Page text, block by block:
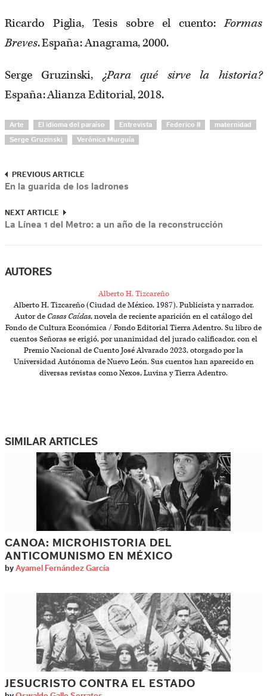
Ricardo Piglia, Tesis sobre el cuento:Formas
Breves. España: Anagrama, 2000.
Serge Gruzinski,¿Para qué sirve la historia?
España: Alianza Editorial, 2018.
Arte El idioma del paraíso Entrevista Federico II maternidad
Serge Gruzinski Verónica Murguía
PREVIOUS ARTICLE
En la guarida de los ladrones
NEXT ARTICLE
La Línea 1 del Metro: a un año de la reconstrucción
AUTORES
Alberto H. Tizcareño
Alberto H. Tizcareño (Ciudad de México, 1987). Publicista y narrador.
Autor de Casas Caídas, novela de reciente aparición en el catálogo del
Fondo de Cultura Económica / Fondo Editorial Tierra Adentro. Su libro de
cuentos Señoras se erigió, por unanimidad del jurado calificador, con el
Premio Nacional de Cuento José Alvarado 2023, otorgado por la
Universidad Autónoma de Nuevo León. Sus cuentos han aparecido en
diversas revistas como Nexos, Luvina y Tierra Adentro.
SIMILAR ARTICLES
CANOA: MICROHISTORIA DEL
ANTICOMUNISMO EN MÉXICO
by Ayamel Fernández García
JESUCRISTO CONTRA EL ESTADO